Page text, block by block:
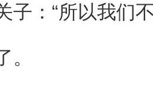
：“所以我们不